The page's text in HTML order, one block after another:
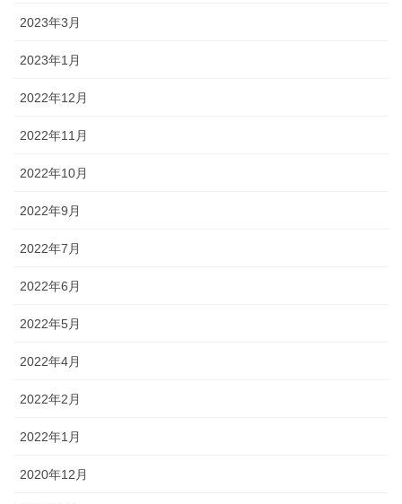
2023年3月
2023年1月
2022年12月
2022年11月
2022年10月
2022年9月
2022年7月
2022年6月
2022年5月
2022年4月
2022年2月
2022年1月
2020年12月